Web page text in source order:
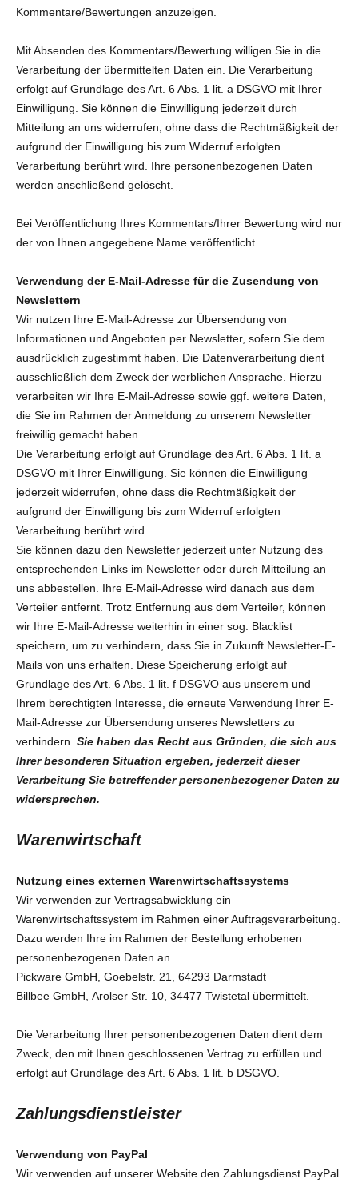
Kommentare/Bewertungen anzuzeigen.
Mit Absenden des Kommentars/Bewertung willigen Sie in die
Verarbeitung der übermittelten Daten ein. Die Verarbeitung
erfolgt auf Grundlage des Art. 6 Abs. 1 lit. a DSGVO mit Ihrer
Einwilligung. Sie können die Einwilligung jederzeit durch
Mitteilung an uns widerrufen, ohne dass die Rechtmäßigkeit der
aufgrund der Einwilligung bis zum Widerruf erfolgten
Verarbeitung berührt wird. Ihre personenbezogenen Daten
werden anschließend gelöscht.
Bei Veröffentlichung Ihres Kommentars/Ihrer Bewertung wird nur
der von Ihnen angegebene Name veröffentlicht.
Verwendung der E-Mail-Adresse für die Zusendung von
Newslettern
Wir nutzen Ihre E-Mail-Adresse zur Übersendung von
Informationen und Angeboten per Newsletter, sofern Sie dem
ausdrücklich zugestimmt haben. Die Datenverarbeitung dient
ausschließlich dem Zweck der werblichen Ansprache. Hierzu
verarbeiten wir Ihre E-Mail-Adresse sowie ggf. weitere Daten,
die Sie im Rahmen der Anmeldung zu unserem Newsletter
freiwillig gemacht haben.
Die Verarbeitung erfolgt auf Grundlage des Art. 6 Abs. 1 lit. a
DSGVO mit Ihrer Einwilligung. Sie können die Einwilligung
jederzeit widerrufen, ohne dass die Rechtmäßigkeit der
aufgrund der Einwilligung bis zum Widerruf erfolgten
Verarbeitung berührt wird.
Sie können dazu den Newsletter jederzeit unter Nutzung des
entsprechenden Links im Newsletter oder durch Mitteilung an
uns abbestellen. Ihre E-Mail-Adresse wird danach aus dem
Verteiler entfernt. Trotz Entfernung aus dem Verteiler, können
wir Ihre E-Mail-Adresse weiterhin in einer sog. Blacklist
speichern, um zu verhindern, dass Sie in Zukunft Newsletter-E-
Mails von uns erhalten. Diese Speicherung erfolgt auf
Grundlage des Art. 6 Abs. 1 lit. f DSGVO aus unserem und
Ihrem berechtigten Interesse, die erneute Verwendung Ihrer E-
Mail-Adresse zur Übersendung unseres Newsletters zu
verhindern. Sie haben das Recht aus Gründen, die sich aus
Ihrer besonderen Situation ergeben, jederzeit dieser
Verarbeitung Sie betreffender personenbezogener Daten zu
widersprechen.
Warenwirtschaft
Nutzung eines externen Warenwirtschaftssystems
Wir verwenden zur Vertragsabwicklung ein
Warenwirtschaftssystem im Rahmen einer Auftragsverarbeitung.
Dazu werden Ihre im Rahmen der Bestellung erhobenen
personenbezogenen Daten an
Pickware GmbH, Goebelstr. 21, 64293 Darmstadt
Billbee GmbH, Arolser Str. 10, 34477 Twistetal übermittelt.
Die Verarbeitung Ihrer personenbezogenen Daten dient dem
Zweck, den mit Ihnen geschlossenen Vertrag zu erfüllen und
erfolgt auf Grundlage des Art. 6 Abs. 1 lit. b DSGVO.
Zahlungsdienstleister
Verwendung von PayPal
Wir verwenden auf unserer Website den Zahlungsdienst PayPal